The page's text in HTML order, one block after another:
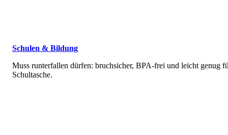
Schulen & Bildung
Muss runterfallen dürfen: bruchsicher, BPA-frei und leicht genug
Schultasche.